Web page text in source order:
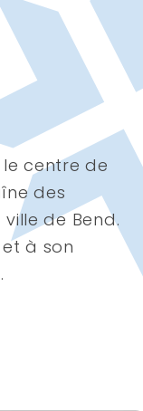
centre de
des
de Bend.
à son